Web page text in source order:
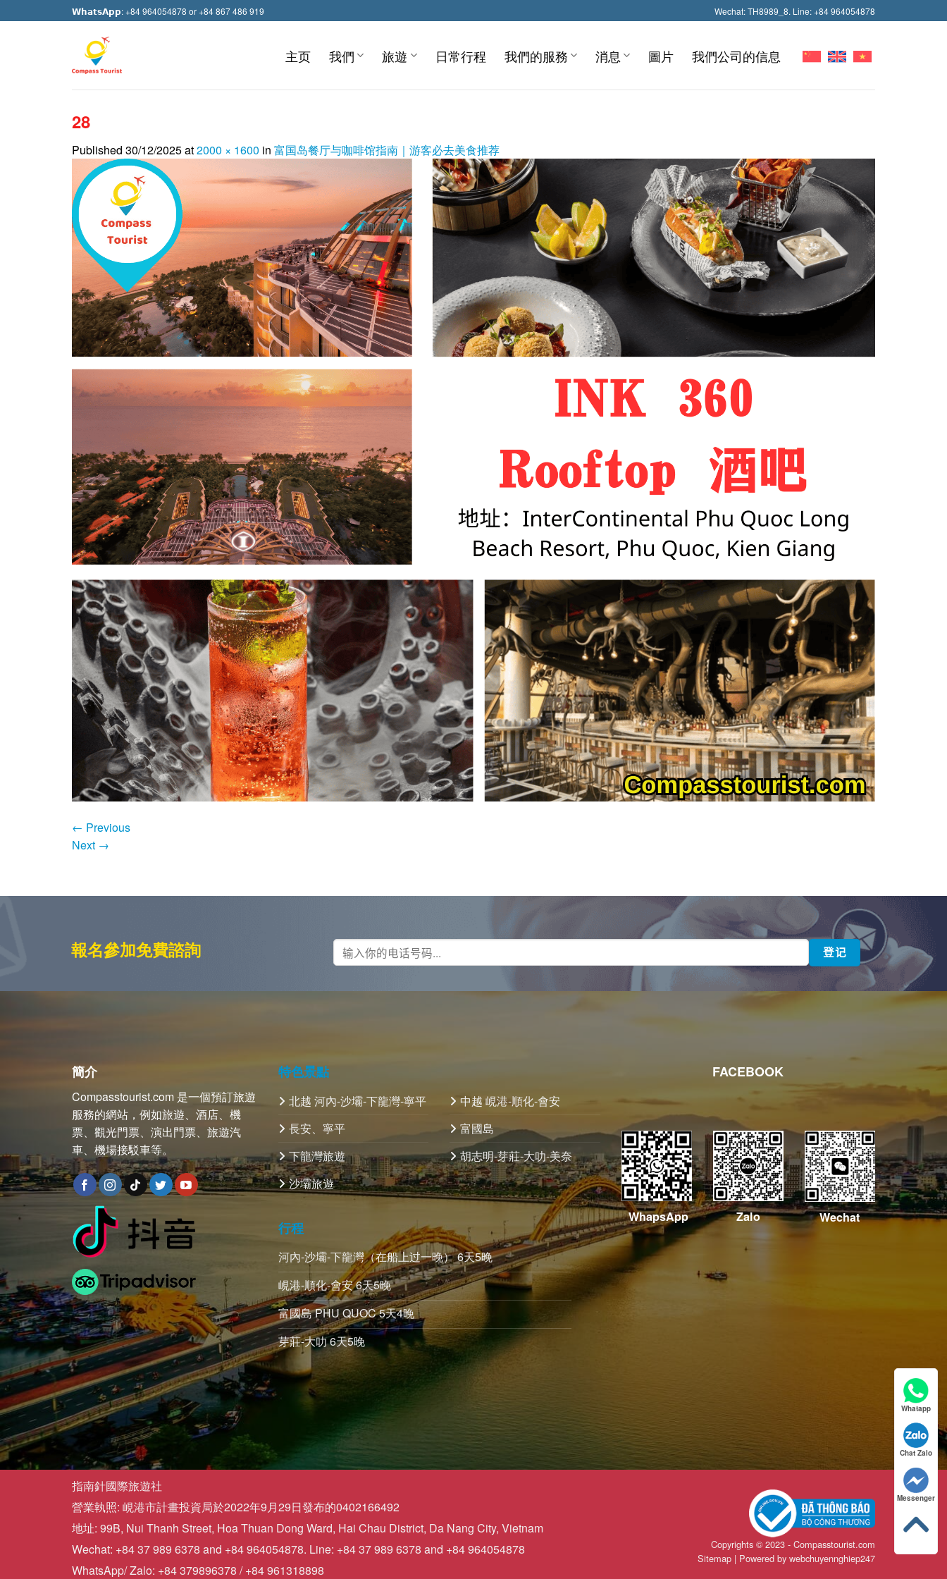
to
𝗪𝗵𝗮𝘁𝘀𝗔𝗽𝗽: +84 964054878 or +84 867 486 919 Wechat: TH8989_8. Line: +84 964054878
主页 我們 旅遊 日常行程 我們的服務 消息 圖片 我們公司的信息
28
Published 30/12/2025at2000 × 1600 in 富国岛餐厅与咖啡馆指南｜游客必去美食推荐
← Previous
Next →
報名參加免費諮詢
簡介
Compasstourist.com 是一個預訂旅遊
服務的網站，例如旅遊、酒店、機
票、觀光門票、演出門票、旅遊汽
車、機場接駁車等。
特色景點
北越 河內-沙壩-下龍灣-寧平
長安、寧平
下龍灣旅遊
沙壩旅遊
中越 峴港-順化-會安
富國島
胡志明-芽莊-大叻-美奈
行程
河內-沙壩-下龍灣（在船上过一晚） 6天5晚
峴港-順化-會安 6天5晚
富國島 PHU QUOC 5天4晚
芽莊-大叻 6天5晚
FACEBOOK
WhapsApp Zalo Wechat
指南針國際旅遊社
營業執照: 峴港市計畫投資局於2022年9月29日發布的0402166492
地址: 99B, Nui Thanh Street, Hoa Thuan Dong Ward, Hai Chau District, Da Nang City, Vietnam
Wechat: +84 37 989 6378 and +84 964054878. Line: +84 37 989 6378 and +84 964054878
WhatsApp/ Zalo: +84 379896378 / +84 961318898
Copyrights © 2023 - Compasstourist.com
Sitemap | Powered by webchuyennghiep247
Whatapp
Chat Zalo
Messenger